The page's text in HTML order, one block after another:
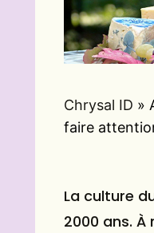
Chrysal ID »
faire
La culture
2000 ans.